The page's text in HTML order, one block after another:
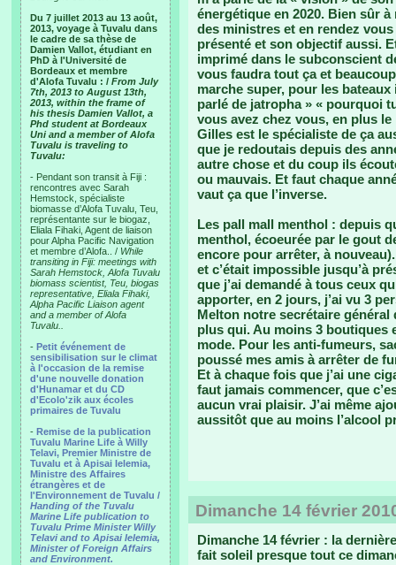
Du 7 juillet 2013 au 13 août,
2013, voyage à Tuvalu dans
le cadre de sa thèse de
Damien Vallot, étudiant en
PhD à l'Université de
Bordeaux et membre
d'Alofa Tuvalu : / From July
7th, 2013 to August 13th,
2013, within the frame of
his thesis Damien Vallot, a
Phd student at Bordeaux
Uni and a member of Alofa
Tuvalu is traveling to
Tuvalu:
- Pendant son transit à Fiji :
rencontres avec Sarah
Hemstock, spécialiste
biomasse d’Alofa Tuvalu, Teu,
représentante sur le biogaz,
Eliala Fihaki, Agent de liaison
pour Alpha Pacific Navigation
et membre d’Alofa.. / While
transiting in Fiji: meetings with
Sarah Hemstock, Alofa Tuvalu
biomass scientist, Teu, biogas
representative, Eliala Fihaki,
Alpha Pacific Liaison agent
and a member of Alofa
Tuvalu..
- Petit événement de
sensibilisation sur le climat
à l'occasion de la remise
d'une nouvelle donation
d'Hunamar et du CD
d'Ecolo'zik aux écoles
primaires de Tuvalu
- Remise de la publication
Tuvalu Marine Life à Willy
Telavi, Premier Ministre de
Tuvalu et à Apisai Ielemia,
Ministre des Affaires
étrangères et de
l'Environnement de Tuvalu /
Handing of the Tuvalu
Marine Life publication to
Tuvalu Prime Minister Willy
Telavi and to Apisai Ielemia,
Minister of Foreign Affairs
and Environment.
énergétique en 2020. Bien sûr
des ministres et en rendez
présenté et son objectif aussi.
imprimé dans le subconscient
vous faudra tout ça et
marche super, pour les
parlé de jatropha » « pourquoi
vous avez chez vous, en plus
Gilles est le spécialiste de ça
que je redoutais depuis des
autre chose et du coup ils
ou mauvais. Et faut chaque
vaut ça que l’inverse.
Les pall mall menthol : depuis
menthol, écoeurée par le gout
encore pour arrêter, à
et c’était impossible jusqu’à
que j’ai demandé à tous ceux
apporter, en 2 jours, j’ai vu 3
Melton notre secrétaire général
plus qui. Au moins 3 boutiques
mode. Pour les anti-fumeurs,
poussé mes amis à arrêter de
Et à chaque fois que j’ai une
faut jamais commencer, que
aucun vrai plaisir. J’ai même
aussitôt que au moins l’alcool
Dimanche 14 février
Dimanche 14 février : la
fait soleil presque tout ce